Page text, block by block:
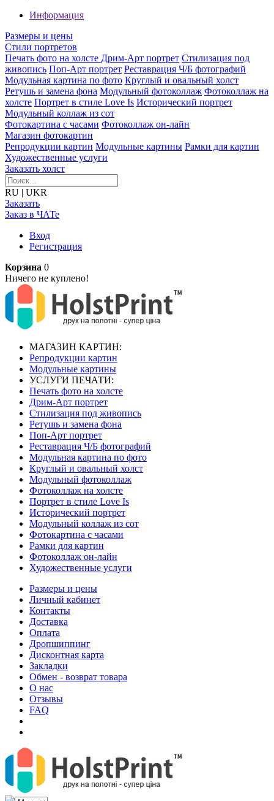
Информация
Размеры и цены
Стили портретов
Печать фото на холсте Дрим-Арт портрет Стилизация под
живопись Поп-Арт портрет Реставрация Ч/Б фотографий
Модульная картина по фото Круглый и овальный холст
Ретушь и замена фона Модульный фотоколлаж Фотоколлаж на
холсте Портрет в стиле Love Is Исторический портрет
Модульный коллаж из сот
Фотокартина с часами Фотоколлаж он-лайн
Магазин фотокартин
Репродукции картин Модульные картины Рамки для картин
Художественные услуги
Заказать холст
RU | UKR
Заказать
Заказ в ЧАТе
Вход
Регистрация
Корзина 0
Ничего не куплено!
МАГАЗИН КАРТИН:
Репродукции картин
Модульные картины
УСЛУГИ ПЕЧАТИ:
Печать фото на холсте
Дрим-Арт портрет
Стилизация под живопись
Ретушь и замена фона
Поп-Арт портрет
Реставрация Ч/Б фотографий
Модульная картина по фото
Круглый и овальный холст
Модульный фотоколлаж
Фотоколлаж на холсте
Портрет в стиле Love Is
Исторический портрет
Модульный коллаж из сот
Фотокартина с часами
Рамки для картин
Фотоколлаж он-лайн
Художественные услуги
Размеры и цены
Личный кабинет
Контакты
Доставка
Оплата
Дропшиппинг
Дисконтная карта
Закладки
Обмен - возврат товара
О нас
Отзывы
FAQ